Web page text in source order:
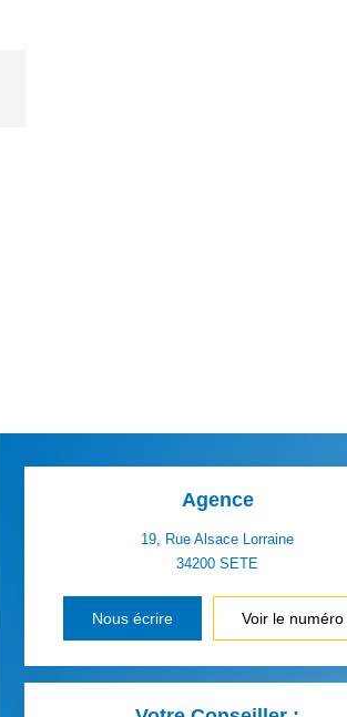
Agence
19, Rue Alsace Lorraine
34200SETE
Nous écrire Voir le numéro